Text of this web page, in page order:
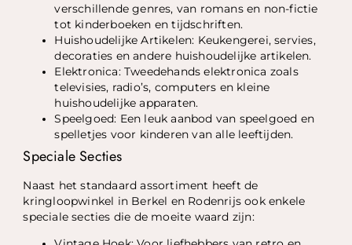
verschillende genres, van romans en non-fictie
tot kinderboeken en tijdschriften.
Huishoudelijke Artikelen: Keukengerei, servies,
decoraties en andere huishoudelijke artikelen.
Elektronica: Tweedehands elektronica zoals
televisies, radio’s, computers en kleine
huishoudelijke apparaten.
Speelgoed: Een leuk aanbod van speelgoed en
spelletjes voor kinderen van alle leeftijden.
Speciale Secties
Naast het standaard assortiment heeft de
kringloopwinkel in Berkel en Rodenrijs ook enkele
speciale secties die de moeite waard zijn: